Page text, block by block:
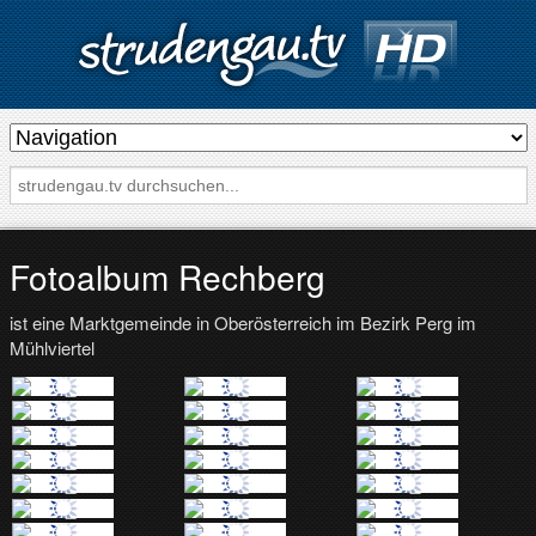
s
t
r
u
d
e
n
g
a
u
.
t
Fotoalbum Rechberg
ist eine Marktgemeinde in Oberösterreich im Bezirk Perg im
Mühlviertel